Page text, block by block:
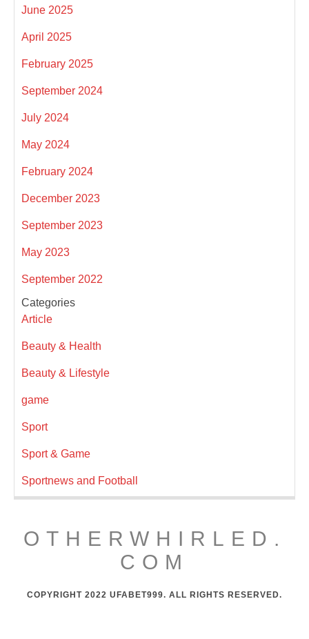
June 2025
April 2025
February 2025
September 2024
July 2024
May 2024
February 2024
December 2023
September 2023
May 2023
September 2022
Categories
Article
Beauty & Health
Beauty & Lifestyle
game
Sport
Sport & Game
Sportnews and Football
OTHERWHIRLED.
COM
COPYRIGHT 2022 UFABET999. ALL RIGHTS RESERVED.